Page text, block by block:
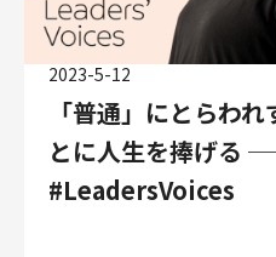
メルカリ
メルペイ
メルコイン
メルカリShops
メルカリR4Dラボ
AI/LLM
職種
2023-5-12
「普通」にとらわ
とに人生を捧げ
#LeadersVoices